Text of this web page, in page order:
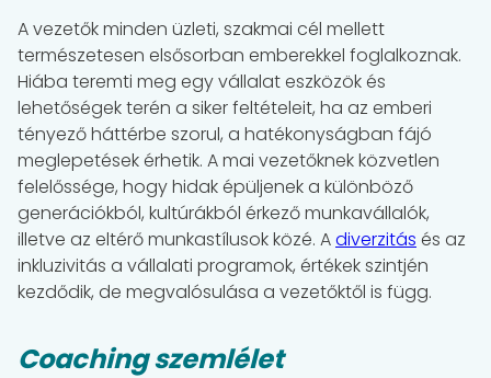
A vezetők minden üzleti, szakmai cél mellett
természetesen elsősorban emberekkel foglalkoznak.
Hiába teremti meg egy vállalat eszközök és
lehetőségek terén a siker feltételeit, ha az emberi
tényező háttérbe szorul, a hatékonyságban fájó
meglepetések érhetik. A mai vezetőknek közvetlen
felelőssége, hogy hidak épüljenek a különböző
generációkból, kultúrákból érkező munkavállalók,
illetve az eltérő munkastílusok közé. Adiverzitás és az
inkluzivitás a vállalati programok, értékek szintjén
kezdődik, de megvalósulása a vezetőktől is függ.
Coaching szemlélet